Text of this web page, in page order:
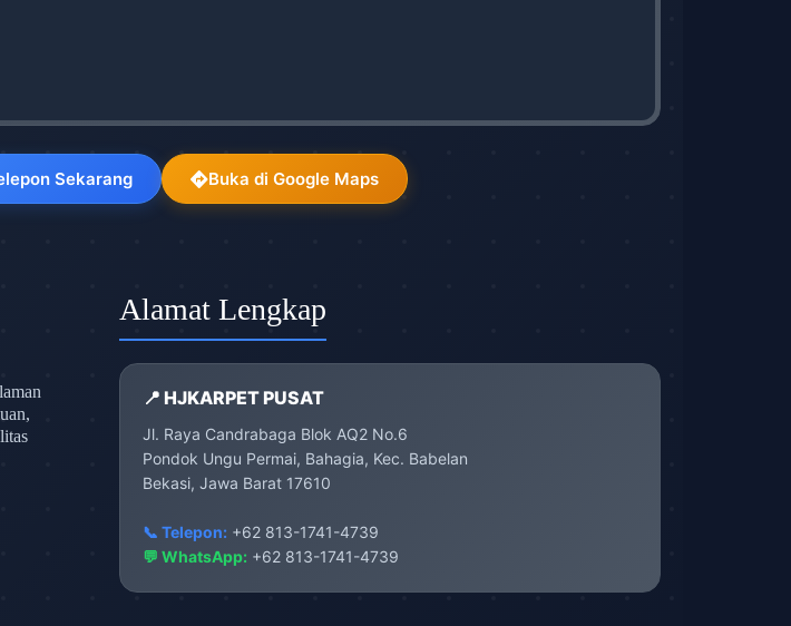
Sekarang Buka di Google Maps
Alamat Lengkap
📍 HJKARPET PUSAT
Jl. Raya Candrabaga Blok AQ2 No.6
Pondok Ungu Permai, Bahagia, Kec. Babelan
Bekasi, Jawa Barat 17610
📞 Telepon:+62 813-1741-4739
💬 WhatsApp: +62 813-1741-4739